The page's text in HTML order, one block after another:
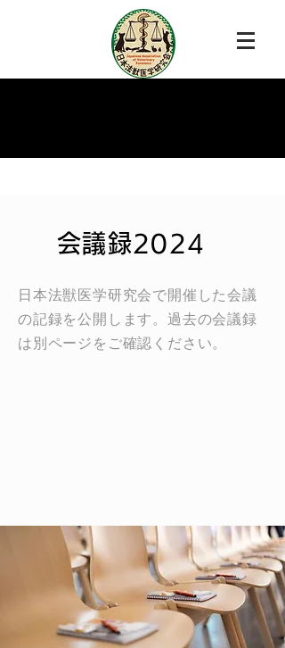
会議録2024
日本法獣医学研究会で開催した会議
の記録を公開します。過去の会議録
は別ページをご確認ください。